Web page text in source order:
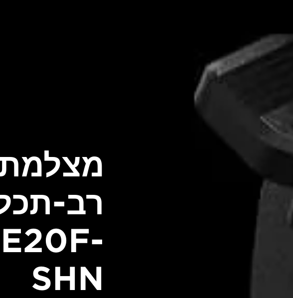
רב-
SHN